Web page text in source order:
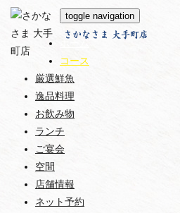
さかなさま 大手町店
toggle navigation
コース
厳選鮮魚
逸品料理
お飲み物
ランチ
ご宴会
空間
店舗情報
ネット予約